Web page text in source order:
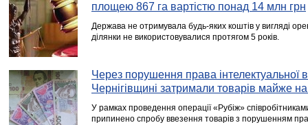
площею 867 га вартістю понад 14 млн грн
Держава не отримувала будь-яких коштів у вигляді
ділянки не використовувалися протягом 5 років.
Через порушення права інтелектуальної
Чернігівщині затримали товарів майже
У рамках проведення операції «Рубіж»
припинено спробу ввезення товарів з порушенням